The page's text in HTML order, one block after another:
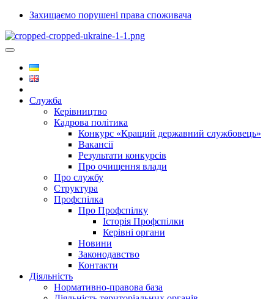
Захищаємо порушені права споживача
Служба
Керівництво
Кадрова політика
Конкурс «Кращий державний службовець»
Вакансії
Результати конкурсів
Про очищення влади
Про службу
Структура
Профспілка
Про Профспілку
Історія Профспілки
Керівні органи
Новини
Законодавство
Контакти
Діяльність
Нормативно-правова база